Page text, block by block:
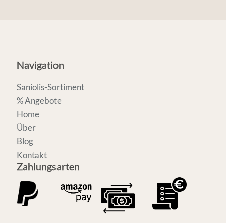
Navigation
Saniolis-Sortiment
% Angebote
Home
Über
Blog
Kontakt
Zahlungsarten